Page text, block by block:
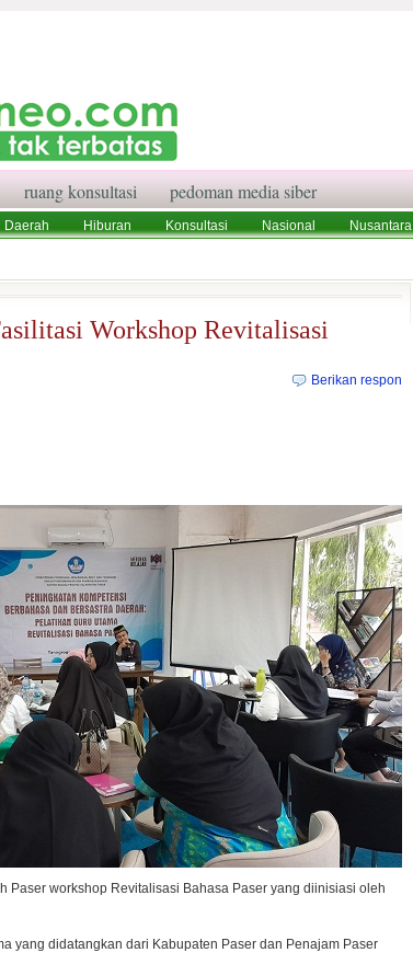
ruang konsultasi pedoman media siber
Daerah Hiburan Konsultasi Nasional Nusantara
Workshop Revitalisasi
Berikan respon
Paser workshop Revitalisasi Bahasa Paser yang diinisiasi oleh
yang didatangkan dari Kabupaten Paser dan Penajam Paser